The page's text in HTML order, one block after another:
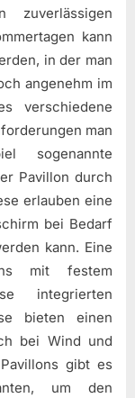
zuverlässigen
kann
in der man
angenehm im
verschiedene
man
sogenannte
Pavillon durch
erlauben eine
bei Bedarf
kann. Eine
mit festem
integrierten
bieten einen
bei Wind und
gibt es
um den